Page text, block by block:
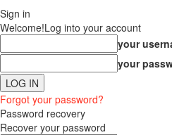
Sign in
Welcome!Log into your account
your
your
Forgot your password?
Password recovery
Recover your password